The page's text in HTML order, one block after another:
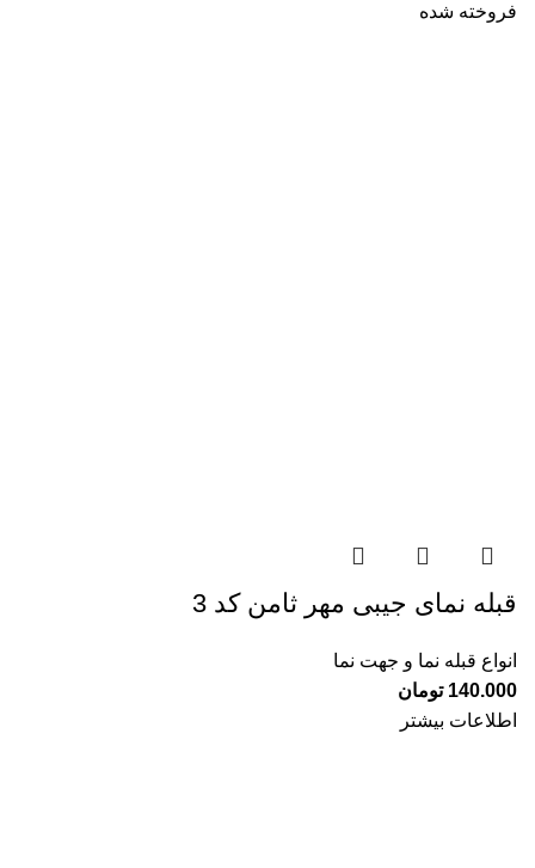
فروخته شده
قبله نمای جیبی مهر ثامن کد 3
انواع قبله نما و جهت نما
140.000 تومان
اطلاعات بیشتر